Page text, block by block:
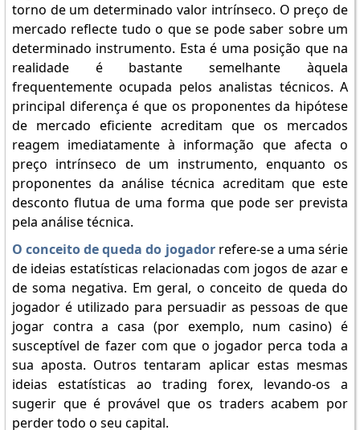
torno de um determinado valor intrínseco. O preço de
mercado reflecte tudo o que se pode saber sobre um
determinado instrumento. Esta é uma posição que na
realidade é bastante semelhante àquela
frequentemente ocupada pelos analistas técnicos. A
principal diferença é que os proponentes da hipótese
de mercado eficiente acreditam que os mercados
reagem imediatamente à informação que afecta o
preço intrínseco de um instrumento, enquanto os
proponentes da análise técnica acreditam que este
desconto flutua de uma forma que pode ser prevista
pela análise técnica.
O conceito de queda do jogadorrefere-se a uma série
de ideias estatísticas relacionadas com jogos de azar e
de soma negativa. Em geral, o conceito de queda do
jogador é utilizado para persuadir as pessoas de que
jogar contra a casa (por exemplo, num casino) é
susceptível de fazer com que o jogador perca toda a
sua aposta. Outros tentaram aplicar estas mesmas
ideias estatísticas ao trading forex, levando-os a
sugerir que é provável que os traders acabem por
perder todo o seu capital.